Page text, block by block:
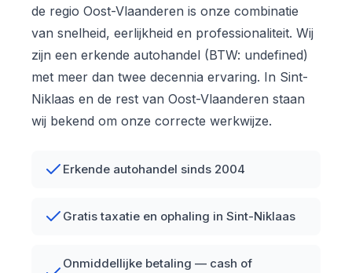
de regio Oost-Vlaanderen is onze combinatie
van snelheid, eerlijkheid en professionaliteit. Wij
zijn een erkende autohandel (BTW: undefined)
met meer dan twee decennia ervaring. In Sint-
Niklaas en de rest van Oost-Vlaanderen staan
wij bekend om onze correcte werkwijze.
Erkende autohandel sinds 2004
Gratis taxatie en ophaling in Sint-Niklaas
Onmiddellijke betaling — cash of